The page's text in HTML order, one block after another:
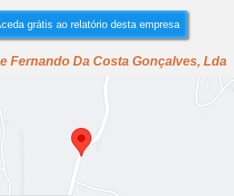
grátis ao relatório desta empresa
Fernando Da Costa Gonçalves, Lda